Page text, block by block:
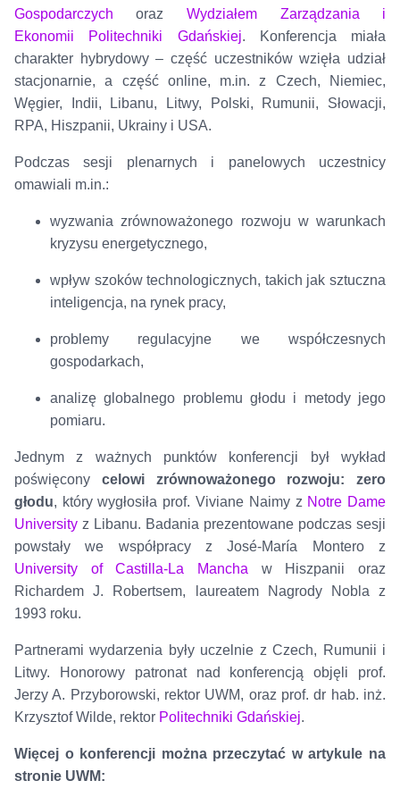
Gospodarczych oraz Wydziałem Zarządzania i
Ekonomii
Politechniki Gdańskiej. Konferencja miała
charakter hybrydowy – część uczestników wzięła udział
stacjonarnie, a część online, m.in. z Czech, Niemiec,
Węgier, Indii, Libanu, Litwy, Polski, Rumunii, Słowacji,
RPA, Hiszpanii, Ukrainy i USA.
Podczas sesji plenarnych i panelowych uczestnicy
omawiali m.in.:
wyzwania zrównoważonego rozwoju w warunkach
kryzysu energetycznego,
wpływ szoków technologicznych, takich jak sztuczna
inteligencja, na rynek pracy,
problemy regulacyjne we współczesnych
gospodarkach,
analizę globalnego problemu głodu i metody jego
pomiaru.
Jednym z ważnych punktów konferencji był wykład
poświęcony celowi zrównoważonego rozwoju: zero
głodu, który wygłosiła prof. Viviane Naimy z Notre Dame
Universityz Libanu. Badania prezentowane podczas sesji
powstały we współpracy z José-María Montero z
University of Castilla-La Mancha w Hiszpanii oraz
Richardem J. Robertsem, laureatem Nagrody Nobla z
1993 roku.
Partnerami wydarzenia były uczelnie z Czech, Rumunii i
Litwy. Honorowy patronat nad konferencją objęli prof.
Jerzy A. Przyborowski, rektor UWM, oraz prof. dr hab. inż.
Krzysztof Wilde, rektor Politechniki Gdańskiej.
Więcej o konferencji można przeczytać w artykule na
stronie UWM: